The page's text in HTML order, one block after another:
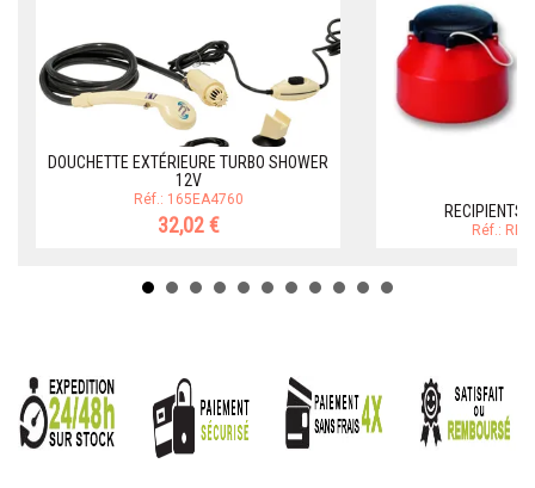
DOUCHETTE EXTÉRIEURE TURBO SHOWER
12V
Réf.: 165EA4760
32,02 €
RECIPIENTS
Réf.: